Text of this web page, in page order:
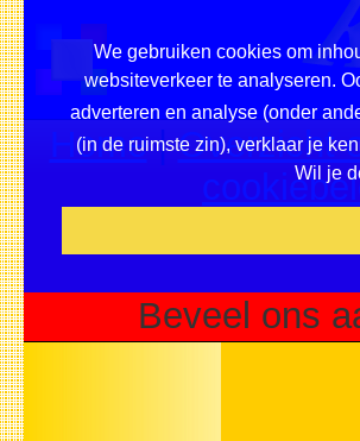
We gebruiken cookies om
websiteverkeer te analyseren.
adverteren en analyse (onder
(in de ruimste zin), verklaar je
Wil je
Home|Overzicht
Beveel ons